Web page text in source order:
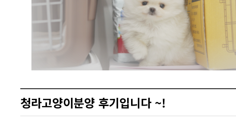
청라고양이분양 후기입니다 ~!